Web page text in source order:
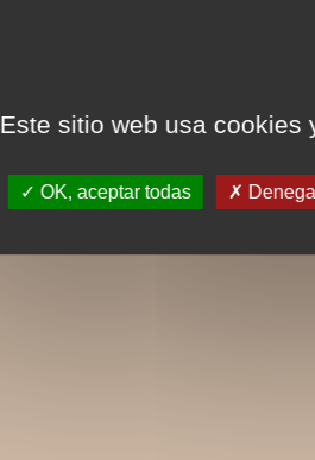
Este sitio web usa cookies
OK, aceptar todas